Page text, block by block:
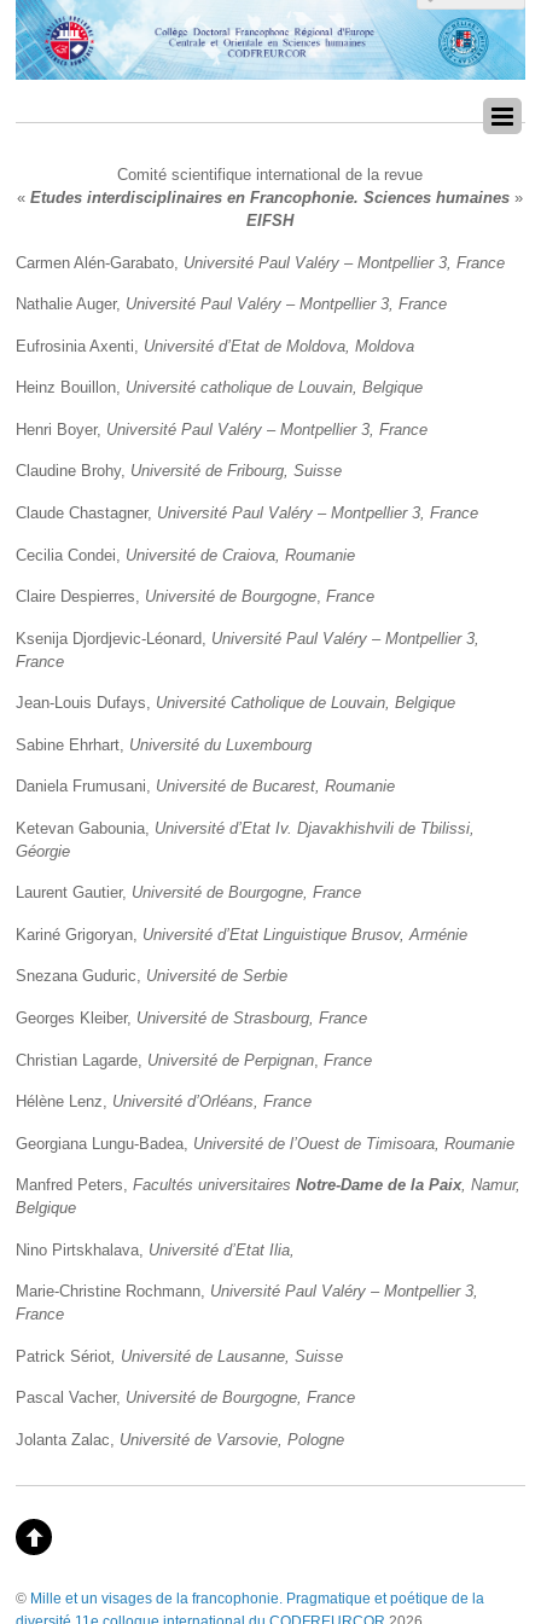
Comité scientifique international de la revue
«Etudes interdisciplinaires en Francophonie. Sciences humaines »
EIFSH
Carmen Alén-Garabato, Université Paul Valéry – Montpellier 3, France
Nathalie Auger, Université Paul Valéry – Montpellier 3, France
Eufrosinia Axenti, Université d’Etat de Moldova, Moldova
Heinz Bouillon, Université catholique de Louvain, Belgique
Henri Boyer, Université Paul Valéry – Montpellier 3, France
Claudine Brohy, Université de Fribourg, Suisse
Claude Chastagner, Université Paul Valéry – Montpellier 3, France
Cecilia Condei, Université de Craiova, Roumanie
Claire Despierres, Université de Bourgogne,France
Ksenija Djordjevic-Léonard, Université Paul Valéry – Montpellier 3,
France
Jean-Louis Dufays, Université Catholique de Louvain, Belgique
Sabine Ehrhart, Université du Luxembourg
Daniela Frumusani, Université de Bucarest, Roumanie
Ketevan Gabounia, Université d’Etat Iv. Djavakhishvili de Tbilissi,
Géorgie
Laurent Gautier, Université de Bourgogne, France
Kariné Grigoryan, Université d’Etat Linguistique Brusov, Arménie
Snezana Guduric, Université de Serbie
Georges Kleiber, Université de Strasbourg, France
Christian Lagarde, Université de Perpignan ,France
Hélène Lenz, Université d’Orléans, France
Georgiana Lungu-Badea, Université de l’Ouest de Timisoara, Roumanie
Manfred Peters,Facultés universitairesNotre-Dame de la Paix, Namur,
Belgique
Nino Pirtskhalava, Université d’Etat Ilia,
Marie-Christine Rochmann, Université Paul Valéry – Montpellier 3,
France
Patrick Sériot , Université de Lausanne, Suisse
Pascal Vacher, Université de Bourgogne, France
Jolanta Zalac, Université de Varsovie, Pologne
© Mille et un visages de la francophonie. Pragmatique et poétique de la
diversité 11e colloque international du CODFREURCOR 2026